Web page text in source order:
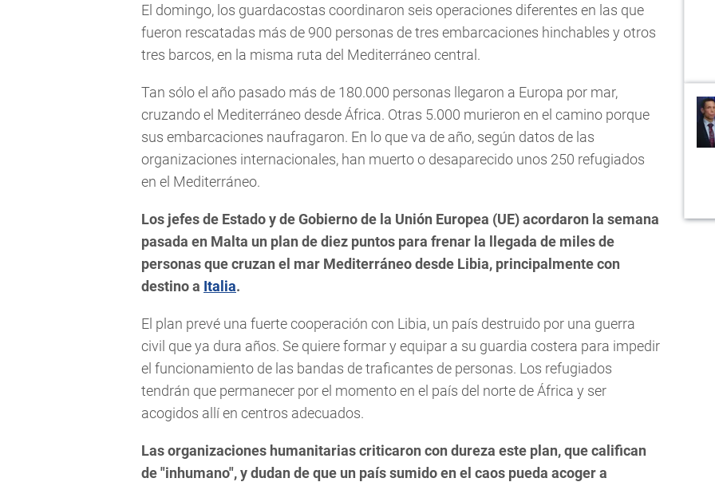
El domingo, los guardacostas coordinaron seis operaciones diferentes en las que
fueron rescatadas más de 900 personas de tres embarcaciones hinchables y otros
tres barcos, en la misma ruta del Mediterráneo central.
Tan sólo el año pasado más de 180.000 personas llegaron a Europa por mar,
cruzando el Mediterráneo desde África. Otras 5.000 murieron en el camino porque
sus embarcaciones naufragaron. En lo que va de año, según datos de las
organizaciones internacionales, han muerto o desaparecido unos 250 refugiados
en el Mediterráneo.
Los jefes de Estado y de Gobierno de la Unión Europea (UE) acordaron la semana
pasada en Malta un plan de diez puntos para frenar la llegada de miles de
personas que cruzan el mar Mediterráneo desde Libia, principalmente con
destino a Italia.
El plan prevé una fuerte cooperación con Libia, un país destruido por una guerra
civil que ya dura años. Se quiere formar y equipar a su guardia costera para impedir
el funcionamiento de las bandas de traficantes de personas. Los refugiados
tendrán que permanecer por el momento en el país del norte de África y ser
acogidos allí en centros adecuados.
Las organizaciones humanitarias criticaron con dureza este plan, que califican
de "inhumano", y dudan de que un país sumido en el caos pueda acoger a